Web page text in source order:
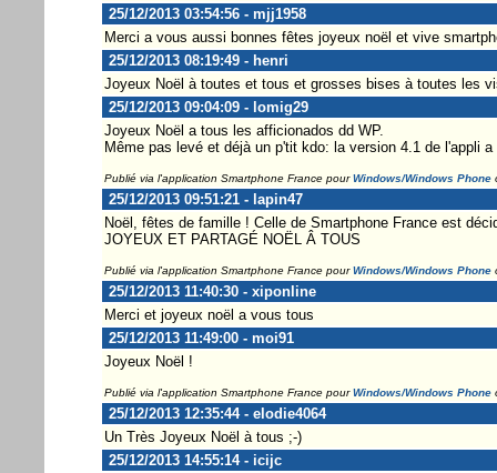
25/12/2013 03:54:56 - mjj1958
Merci a vous aussi bonnes fêtes joyeux noël et vive
25/12/2013 08:19:49 - henri
Joyeux Noël à toutes et tous et grosses bises à toutes les
25/12/2013 09:04:09 - lomig29
Joyeux Noël a tous les afficionados dd WP.
Même pas levé et déjà un p'tit kdo: la version 4.1 de l'appli
Publié via l'application Smartphone France pourWindows/Windows Phone
25/12/2013 09:51:21 - lapin47
Noël, fêtes de famille ! Celle de Smartphone France est
JOYEUX ET PARTAGÉ NOËL Â TOUS
Publié via l'application Smartphone France pourWindows/Windows Phone
25/12/2013 11:40:30 - xiponline
Merci et joyeux noël a vous tous
25/12/2013 11:49:00 - moi91
Joyeux Noël !
Publié via l'application Smartphone France pourWindows/Windows Phone
25/12/2013 12:35:44 - elodie4064
Un Très Joyeux Noël à tous ;-)
25/12/2013 14:55:14 - icijc